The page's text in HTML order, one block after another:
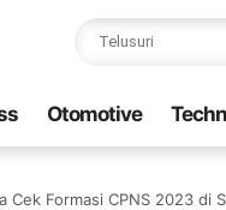
Otomotive
Cek Formasi CPNS 2023 di